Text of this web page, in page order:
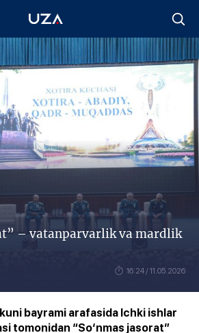
– vatanparvarlik va mardlik
16:24 / 11.05.2026
bayrami arafasida Ichki ishlar
tomonidan “So‘nmas jasorat”